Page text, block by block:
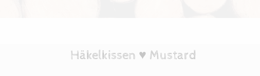
Häkelkissen ♥ Mustard